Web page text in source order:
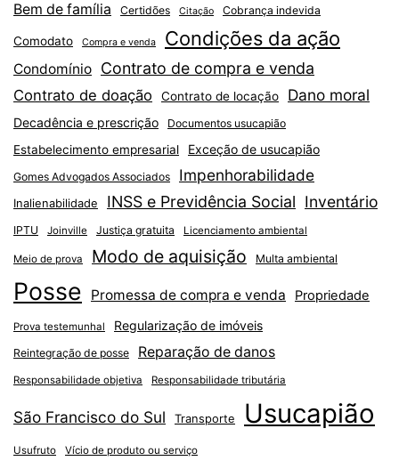
Bem de família Certidões Citação Cobrança indevida
Comodato Compra e venda Condições da ação
Condomínio Contrato de compra e venda
Contrato de doação Contrato de locação Dano moral
Decadência e prescrição Documentos usucapião
Estabelecimento empresarial Exceção de usucapião
Gomes Advogados Associados Impenhorabilidade
Inalienabilidade INSS e Previdência Social Inventário
IPTU Joinville Justiça gratuita Licenciamento ambiental
Meio de prova Modo de aquisição Multa ambiental
Posse Promessa de compra e venda Propriedade
Prova testemunhal Regularização de imóveis
Reintegração de posse Reparação de danos
Responsabilidade objetiva Responsabilidade tributária
São Francisco do Sul Transporte Usucapião
Usufruto Vício de produto ou serviço